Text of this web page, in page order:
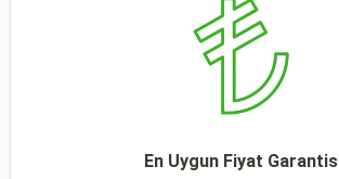
En Uygun Fiyat